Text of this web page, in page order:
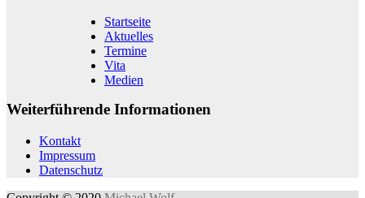
Startseite
Aktuelles
Termine
Vita
Medien
Weiterführende Informationen
Kontakt
Impressum
Datenschutz